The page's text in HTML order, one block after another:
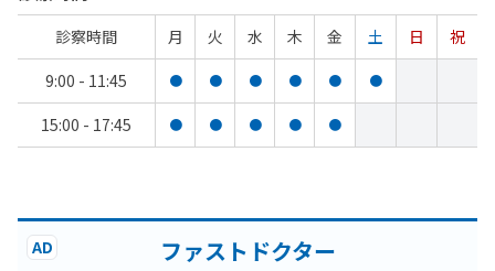
診察時間 月 火 水 木 金 土 日
祝
9:00 - 11:45
● ● ● ● ● ●
15:00 - 17:45 ● ● ● ● ●
AD ファストドクター